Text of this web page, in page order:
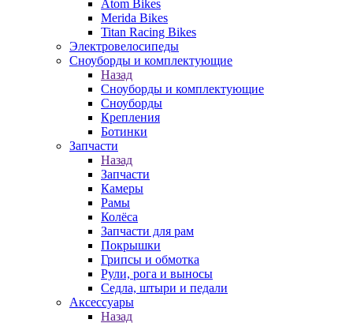
Atom Bikes
Merida Bikes
Titan Racing Bikes
Электровелосипеды
Cноуборды и комплектующие
Назад
Cноуборды и комплектующие
Сноуборды
Крепления
Ботинки
Запчасти
Назад
Запчасти
Камеры
Рамы
Колёса
Запчасти для рам
Покрышки
Грипсы и обмотка
Рули, рога и выносы
Седла, штыри и педали
Аксессуары
Назад